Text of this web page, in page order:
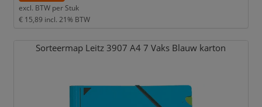
excl. BTW per Stuk
€ 15,89 incl. 21% BTW
Sorteermap Leitz 3907 A4 7 Vaks Blauw karton